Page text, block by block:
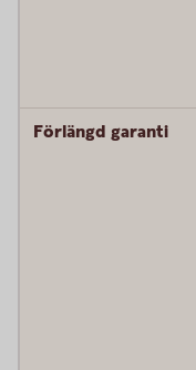
Förlängd garanti